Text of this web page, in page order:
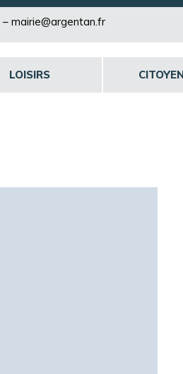
– mairie@argentan.fr
LOISIRS